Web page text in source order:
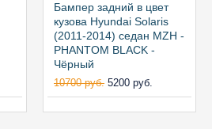
Бампер задний в цвет
кузова Hyundai Solaris
(2011-2014) седан MZH -
PHANTOM BLACK -
Чёрный
10700 руб. 5200 руб.